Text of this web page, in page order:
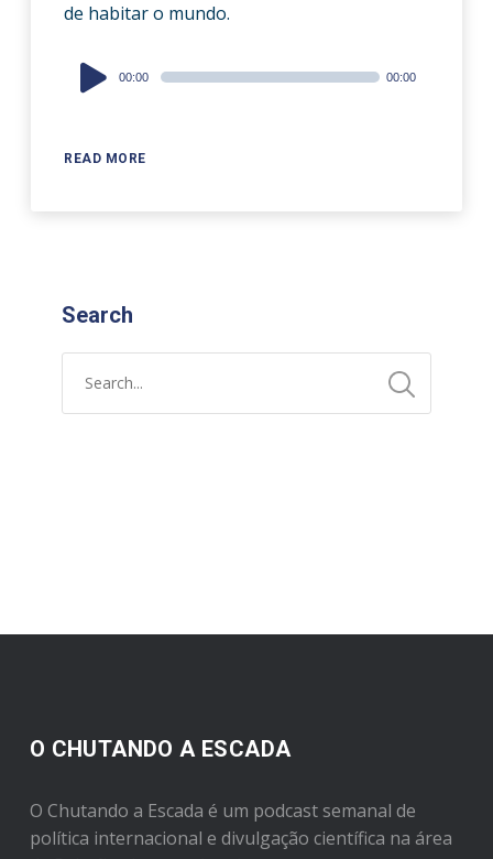
de habitar o mundo.
READ MORE
Audio
Player
00:00 00:00
Search
O CHUTANDO A ESCADA
O Chutando a Escada é um podcast semanal de
política internacional e divulgação científica na área